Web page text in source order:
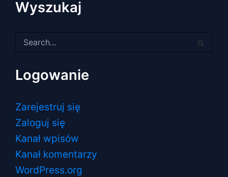
Wyszukaj
dla:
Logowanie
Zarejestruj się
Zaloguj się
Kanał wpisów
Kanał komentarzy
WordPress.org